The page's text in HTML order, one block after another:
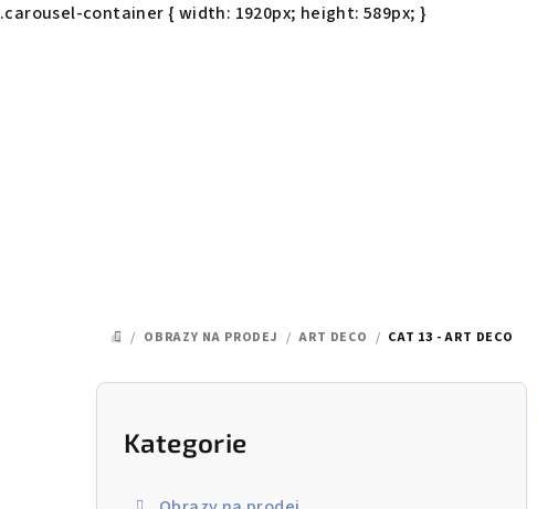
.carousel-container { width: 1920px; height: 589px; }
DOMŮ
/ OBRAZY NA PRODEJ / ART DECO / CAT 13 - ART DECO
P
Přeskočit
kategorie
Kategorie